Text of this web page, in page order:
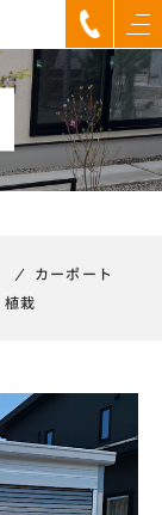
カーポート
植栽